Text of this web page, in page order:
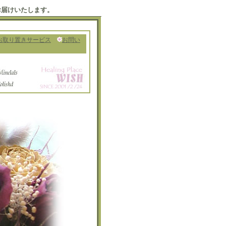
けいたします。
取り置きサービス お問い